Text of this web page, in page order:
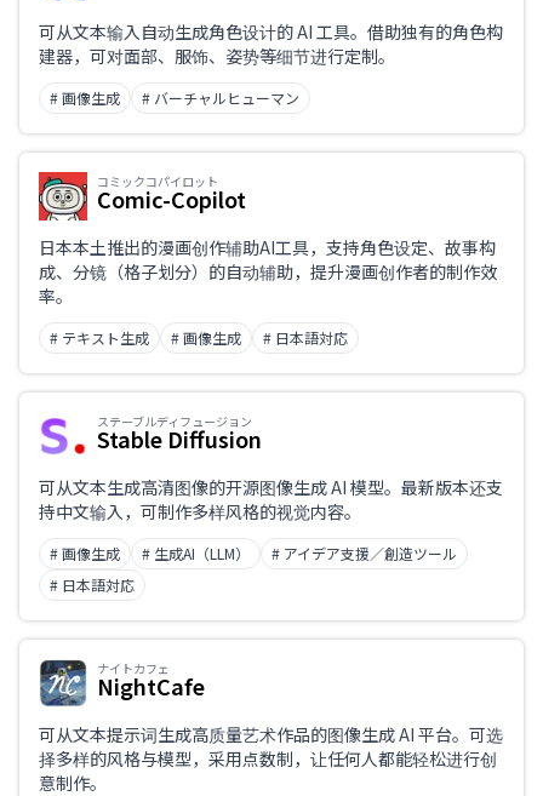
可从文本输入自动生成角色设计的 AI 工具。借助独有的角色构
建器，可对面部、服饰、姿势等细节进行定制。
# 画像生成 # バーチャルヒューマン
コミックコパイロット
Comic-Copilot
日本本土推出的漫画创作辅助AI工具，支持角色设定、故事构
成、分镜（格子划分）的自动辅助，提升漫画创作者的制作效
率。
# テキスト生成 # 画像生成 # 日本語対応
ステーブルディフュージョン
Stable Diffusion
可从文本生成高清图像的开源图像生成 AI 模型。最新版本还支
持中文输入，可制作多样风格的视觉内容。
# 画像生成 # 生成AI（LLM）
# アイデア支援／創造ツール
# 日本語対応
ナイトカフェ
NightCafe
可从文本提示词生成高质量艺术作品的图像生成 AI 平台。可选
择多样的风格与模型，采用点数制，让任何人都能轻松进行创
意制作。